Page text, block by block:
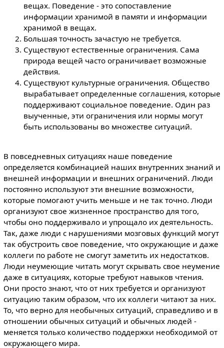
вещах. Поведение - это сопоставление
информации хранимой в памяти и информации
хранимой в вещах.
Большая точность зачастую не требуется.
Существуют естественные ограничения. Сама
природа вещей часто ограничивает возможные
действия.
Существуют культурные ограничения. Общество
вырабатывает определенные соглашения, которые
поддерживают социальное поведение. Один раз
выученные, эти ограничения или нормы могут
быть использованы во множестве ситуаций.
В повседневных ситуациях наше поведение
определяется комбинацией наших внутренних знаний и
внешней информации и внешних ограничений. Люди
постоянно используют эти внешние возможности,
которые помогают учить меньше и не так точно. Люди
организуют свое жизненное пространство для того,
чтобы оно поддерживало и упрощало их деятельность.
Так, даже люди с нарушениями мозговых функций могут
так обустроить свое поведение, что окружающие и даже
коллеги по работе не смогут заметить их недостатков.
Люди неумеющие читать могут скрывать свое неумение
даже в ситуациях, которые требуют навыков чтения.
Они просто знают, что от них требуется и организуют
ситуацию таким образом, что их коллеги читают за них.
То, что верно для необычных ситуаций, справедливо и в
отношении обычных ситуаций и обычных людей -
меняется только количество поддержки необходимой от
окружающего мира.